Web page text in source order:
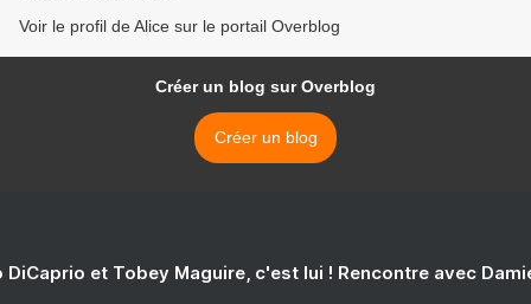
Voir le profil de Alice sur le portail Overblog
Créer un blog sur Overblog
Créer un blog
DiCaprio et Tobey Maguire, c'est lui ! Rencontre avec